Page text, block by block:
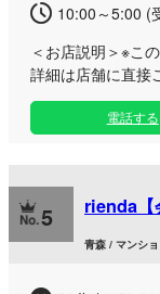
10:00～5:00 (
＜お店説明＞※こ
詳細は店舗に直接
電話する
5 rienda【
青森 / マンシ